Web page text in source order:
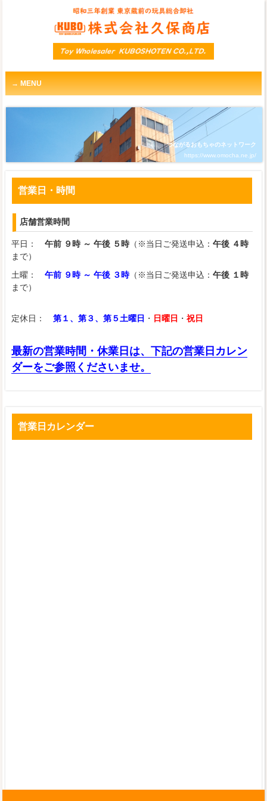
MENU
つながるおもちゃのネットワーク
https://www.omocha.ne.jp/
営業日・時間
店舗営業時間
平日： 午前 ９時 ～ 午後 ５時（※当日ご発送申込： 午後 ４時
まで）
土曜： 午前 ９時 ～ 午後 ３時（※当日ご発送申込： 午後 １時
まで）
定休日： 第１、第３、第５土曜日 ・ 日曜日 ・ 祝日
最新の営業時間・休業日は、下記の営業日カレン
ダーをご参照くださいませ。
営業日カレンダー